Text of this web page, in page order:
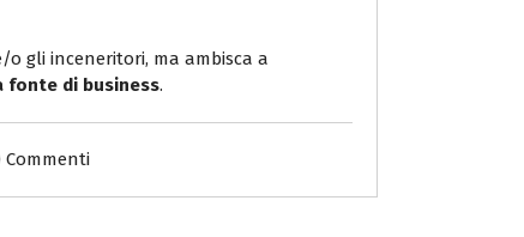
gli inceneritori, ma ambisca a
fonte di business.
Commenti